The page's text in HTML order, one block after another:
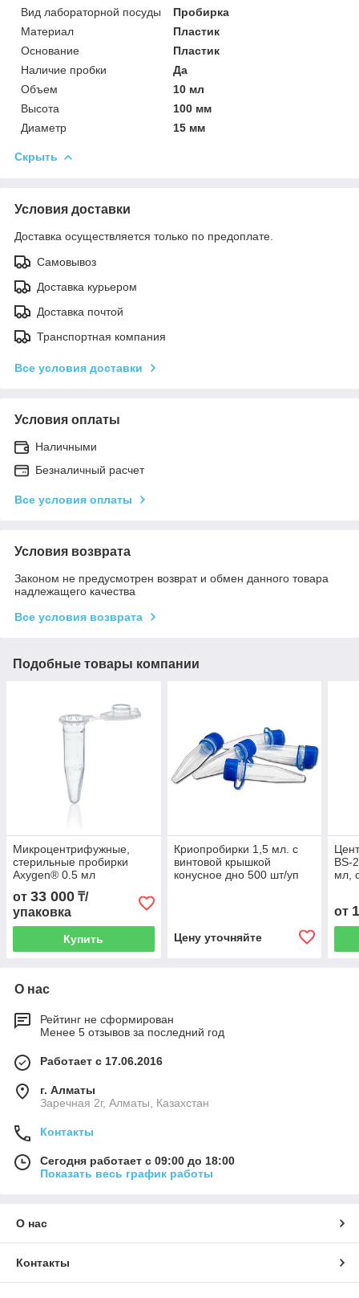
Вид лабораторной посуды
Пробирка
Материал
Пластик
Основание
Пластик
Наличие пробки
Да
Объем
10 мл
Высота
100 мм
Диаметр
15 мм
Скрыть
Условия доставки
Доставка осуществляется только по предоплате.
Самовывоз
Доставка курьером
Доставка почтой
Транспортная компания
Все условия доставки
Условия оплаты
Наличными
Безналичный расчет
Все условия оплаты
Условия возврата
Законом не предусмотрен возврат и обмен данного товара
надлежащего качества
Все условия возврата
Подобные товары компании
Микроцентрифужные,
стерильные пробирки
Axygen® 0.5 мл
от 33 000 ₸/
упаковка
Купить
Криопробирки 1,5 мл. с
винтовой крышкой
конусное дно 500 шт/уп
Цену уточняйте
BS-
мл,
от
О нас
Рейтинг не сформирован
Менее 5 отзывов за последний год
Работает с 17.06.2016
г. Алматы
Заречная 2г, Алматы, Казахстан
Контакты
Сегодня работает с 09:00 до 18:00
Показать весь график работы
О нас
Контакты